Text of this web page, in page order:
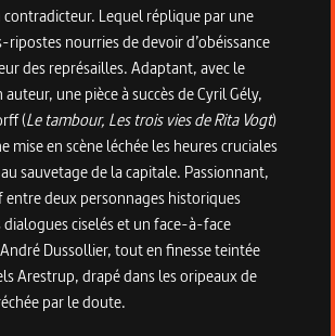
Lequel réplique par une
ripostes nourries de devoir d’obéissance
des représailles. Adaptant, avec le
une pièce à succès de Cyril Gély,
(Le tambour, Les trois vies de Rita Vogt)
mise en scène léchée les heures cruciales
sauvetage de la capitale. Passionnant,
entre deux personnages historiques
dialogues ciselés et un face-à-face
Dussollier, tout en finesse teintée
Arestrup, drapé dans les oripeaux de
par le doute.